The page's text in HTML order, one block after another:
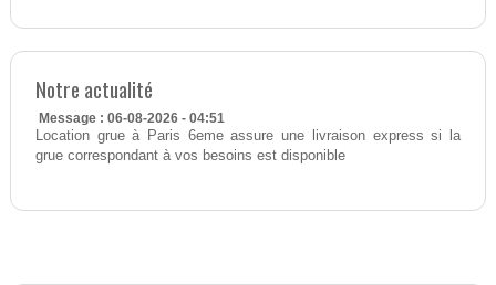
Notre actualité
Message : 06-08-2026 - 04:51
Location grue à Paris 6eme assure une livraison express si la
grue correspondant à vos besoins est disponible